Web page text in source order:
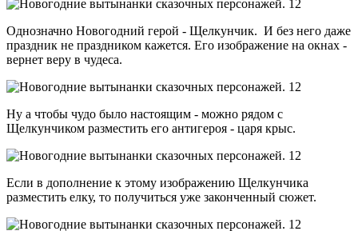
Однозначно Новогодний герой - Щелкунчик. И без него даже
праздник не праздником кажется. Его изображение на окнах -
вернет веру в чудеса.
Ну а чтобы чудо было настоящим - можно рядом с
Щелкунчиком разместить его антигероя - царя крыс.
Если в дополнение к этому изображению Щелкунчика
разместить елку, то получиться уже законченный сюжет.